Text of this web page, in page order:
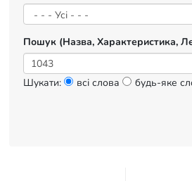
Пошук (Назва, Характеристика,
Шукати: всі слова будь-яке